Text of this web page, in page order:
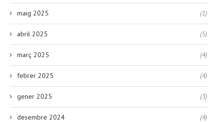
maig 2025 (1)
abril 2025 (5)
març 2025 (4)
febrer 2025 (4)
gener 2025 (3)
desembre 2024 (4)